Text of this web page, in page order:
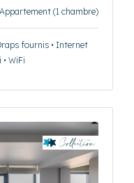
(1 chambre)
fournis • Internet
WiFi